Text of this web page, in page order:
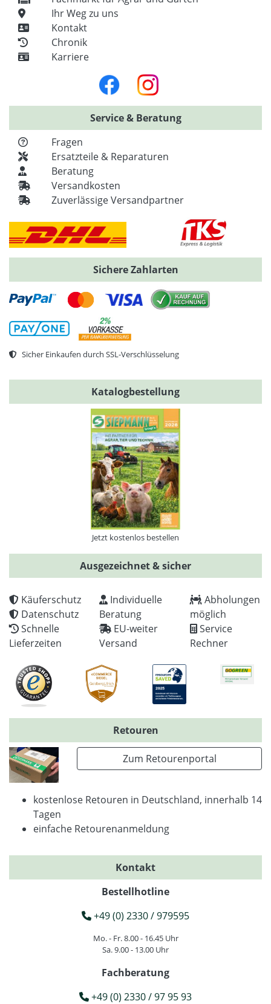
Ihr Weg zu uns
Kontakt
Chronik
Karriere
Service & Beratung
Fragen
Ersatzteile & Reparaturen
Beratung
Versandkosten
Zuverlässige Versandpartner
Sichere Zahlarten
Sicher Einkaufen durch SSL-Verschlüsselung
Katalogbestellung
Jetzt kostenlos bestellen
Ausgezeichnet & sicher
Käuferschutz
Datenschutz
Schnelle
Lieferzeiten
Individuelle
Beratung
EU-weiter
Versand
Abholungen
möglich
Service
Rechner
Retouren
Zum Retourenportal
kostenlose Retouren in Deutschland, innerhalb 14
Tagen
einfache Retourenanmeldung
Kontakt
Bestellhotline
+49 (0) 2330 / 979595
Mo. - Fr. 8.00 - 16.45 Uhr
Sa. 9.00 - 13.00 Uhr
Fachberatung
+49 (0) 2330 / 97 95 93